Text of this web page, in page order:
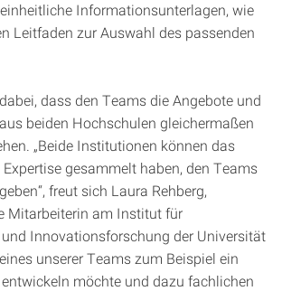
Informationsunterlagen, wie
Leitfaden zur Auswahl des passenden
dass den Teams die Angebote und
beiden Hochschulen gleichermaßen
„Beide Institutionen können das
gesammelt haben, den Teams
freut sich Laura Rehberg,
Mitarbeiterin am Institut für
Innovationsforschung der Universität
unserer Teams zum Beispiel ein
möchte und dazu fachlichen